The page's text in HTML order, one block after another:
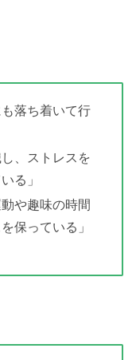
も落ち着いて行
、ストレスを
る」
動や趣味の時間
保っている」